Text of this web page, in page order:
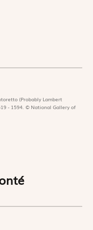
(Probably Lambert
- 1594. © National Gallery of